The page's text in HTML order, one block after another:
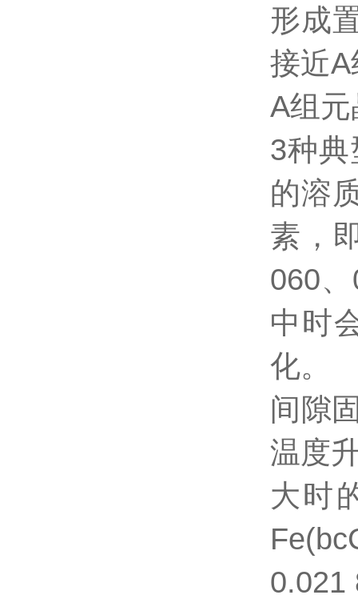
形成
接近
A组
3种
的溶
素，
060
中时
化。
间隙
温度
大时
0.021